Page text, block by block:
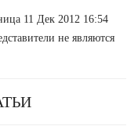
11 Дек 2012 16:54
не являются